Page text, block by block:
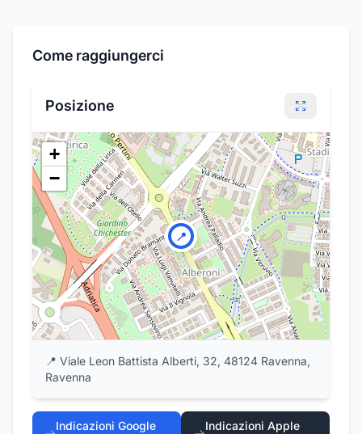
Come raggiungerci
Posizione
📍
+
−
📍 Viale Leon Battista Alberti, 32, 48124 Ravenna,
Ravenna
Indicazioni Google
Indicazioni Apple